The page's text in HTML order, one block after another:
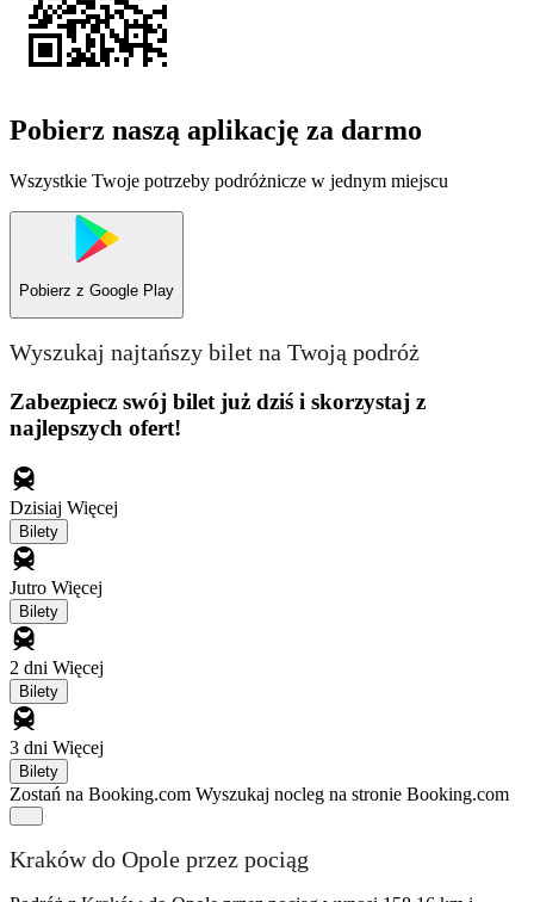
Pobierz naszą aplikację za darmo
Wszystkie Twoje potrzeby podróżnicze w jednym miejscu
Pobierz z Google Play
Wyszukaj najtańszy bilet na Twoją podróż
Zabezpiecz swój bilet już dziś i skorzystaj z
najlepszych ofert!
Dzisiaj Więcej
Bilety
Jutro Więcej
Bilety
2 dni Więcej
Bilety
3 dni Więcej
Bilety
Zostań na Booking.com Wyszukaj nocleg na stronie Booking.com
Kraków do Opole przez pociąg